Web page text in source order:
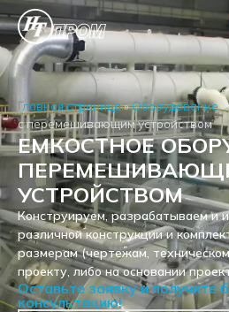
Главная страница»Оборудование»
с перемешивающим устройством
ЕМКОСТНОЕ
УСТРОЙСТВОМ
Конструируем, разрабатываем и
различной конструкции и
размерам (чертежам,
проекту, либо на основании
Оставьте заявку и получите
консультацию!